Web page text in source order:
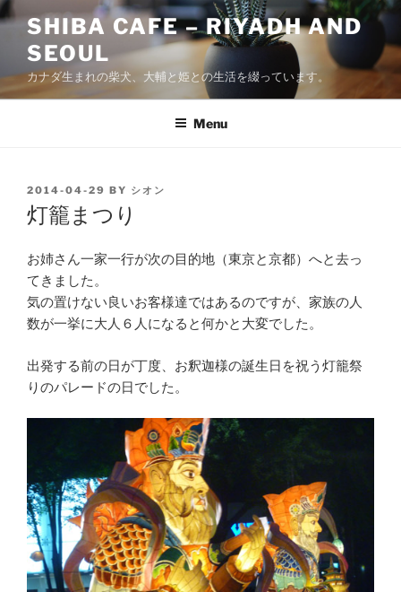
Skip
content
SHIBA CAFE – RIYADH AND
SEOUL
カナダ生まれの柴犬、大輔と姫との生活を綴っています。
Menu
POSTED
ON
2014-04-29 BY シオン
灯籠まつり
お姉さん一家一行が次の目的地（東京と京都）へと去っ
てきました。
気の置けない良いお客様達ではあるのですが、家族の人
数が一挙に大人６人になると何かと大変でした。
出発する前の日が丁度、お釈迦様の誕生日を祝う灯籠祭
りのパレードの日でした。